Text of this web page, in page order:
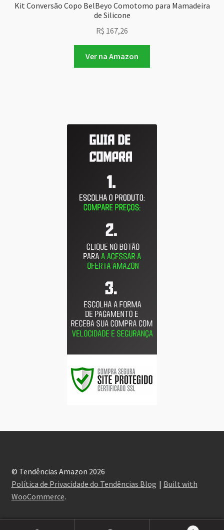
Kit Conversão Copo BelBeyo Comotomo para Mamadeira
de Silicone
R$ 167,26
Ver na Amazon
© Tendências Amazon 2026
Política de Privacidade do Tendências Blog
Built with
WooCommerce.